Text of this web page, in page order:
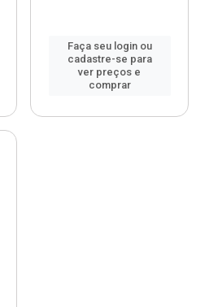
Faça seu login ou
cadastre-se para
ver preços e
comprar